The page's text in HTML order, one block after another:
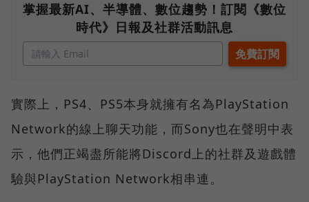
掌握最新AI、半導體、數位趨勢！訂閱《數位
時代》日報及社群活動訊息
實際上，PS4、PS5本身就擁有名為PlayStation
Network的線上聊天功能，而Sony也在聲明中表
示，他們正竭盡所能將Discord上的社群及遊戲體
驗與PlayStation Network相串連。